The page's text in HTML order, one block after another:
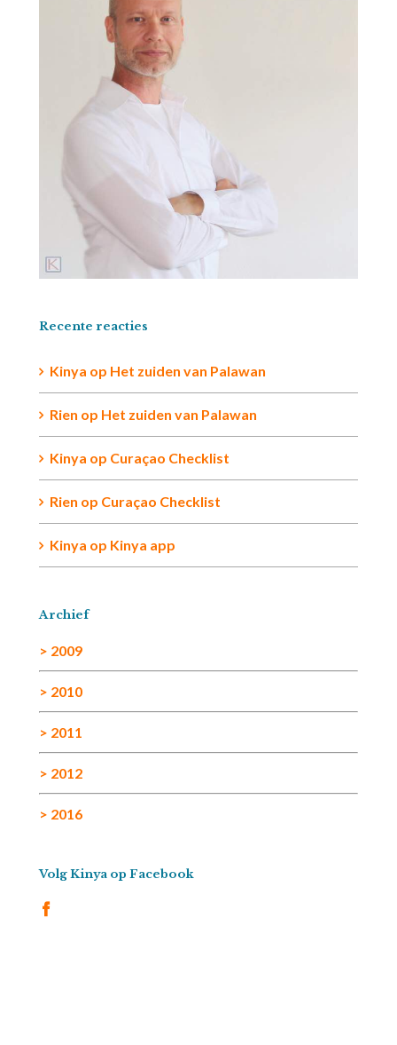
Recente reacties
Kinya op Het zuiden van Palawan
Rien op Het zuiden van Palawan
Kinya op Curaçao Checklist
Rien op Curaçao Checklist
Kinya op Kinya app
Archief
> 2009
> 2010
> 2011
> 2012
> 2016
Volg Kinya op Facebook